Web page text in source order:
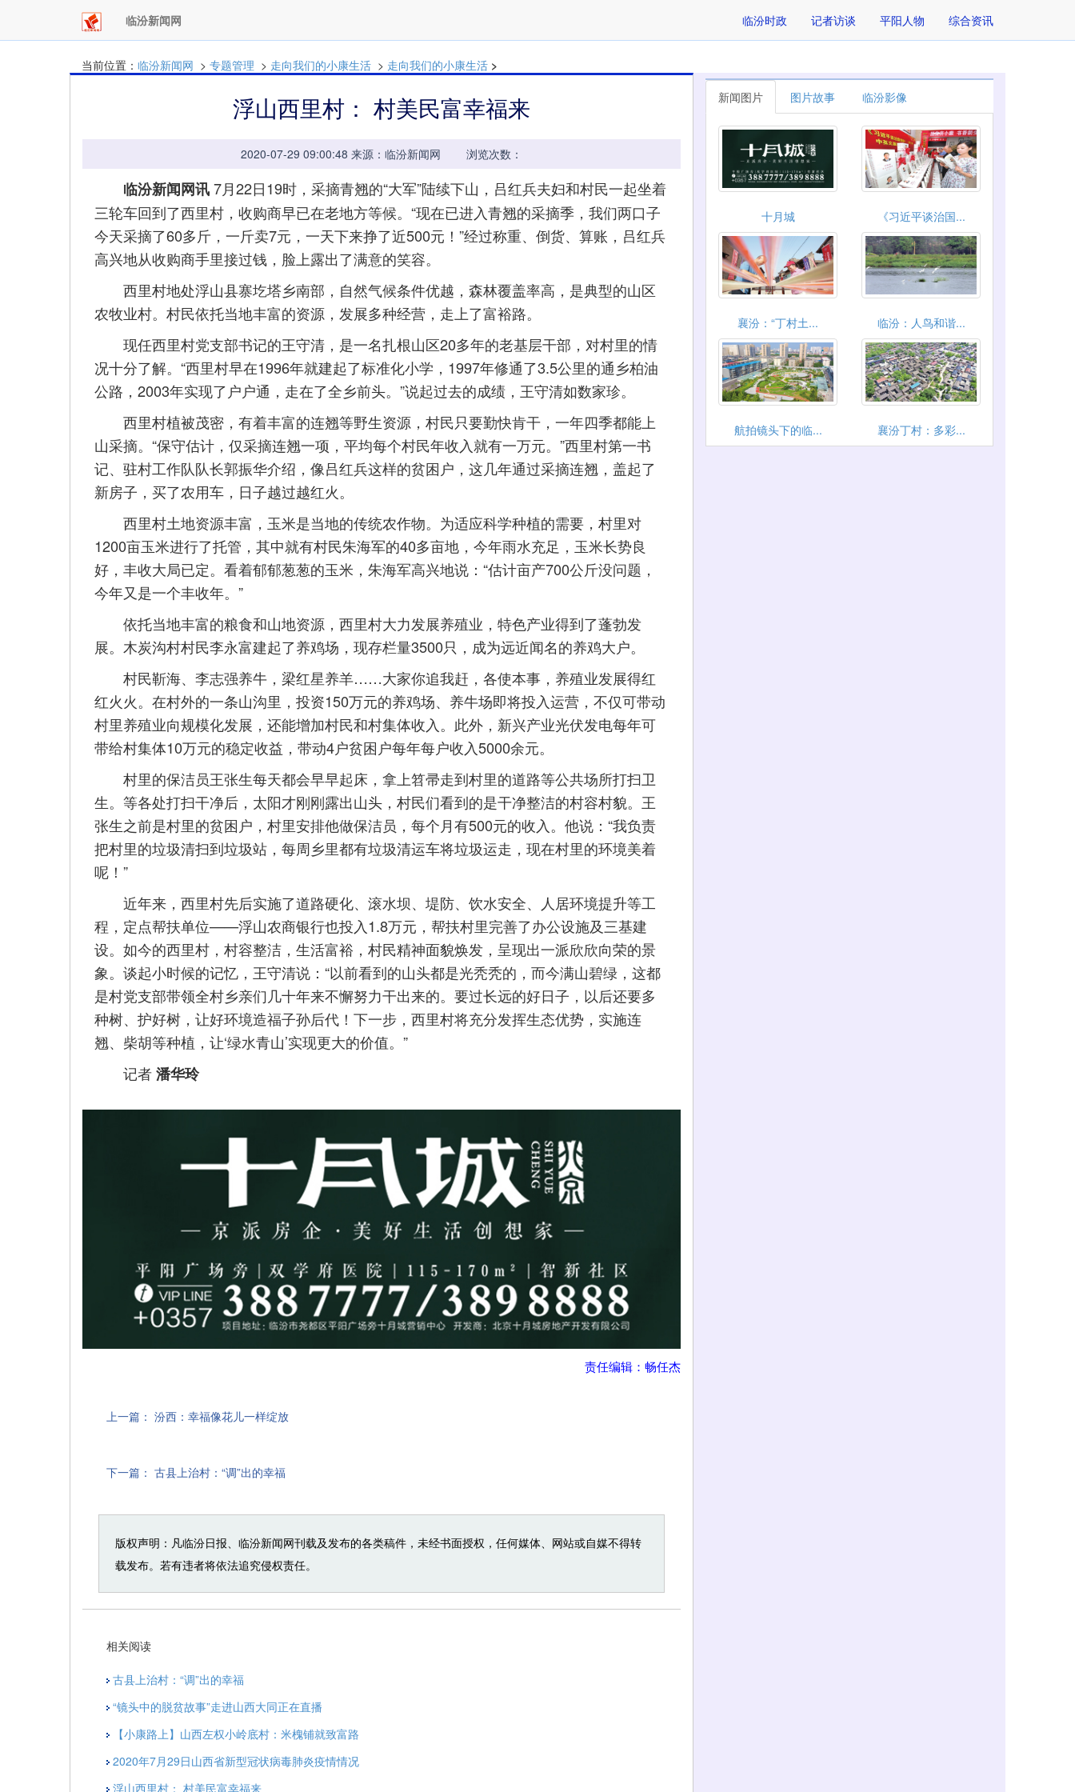
临汾新闻网 临汾时政 记者访谈 平阳人物 综合资讯
当前位置： 临汾新闻网 > 专题管理 > 走向我们的小康生活 > 走向我们的小康生活 >
浮山西里村： 村美民富幸福来
2020-07-29 09:00:48 来源：临汾新闻网 浏览次数：
临汾新闻网讯7月22日19时，采摘青翘的“大军”陆续下山，吕红兵夫妇和村民一起坐着
三轮车回到了西里村，收购商早已在老地方等候。“现在已进入青翘的采摘季，我们两口子
今天采摘了60多斤，一斤卖7元，一天下来挣了近500元！”经过称重、倒货、算账，吕红兵
高兴地从收购商手里接过钱，脸上露出了满意的笑容。
西里村地处浮山县寨圪塔乡南部，自然气候条件优越，森林覆盖率高，是典型的山区
农牧业村。村民依托当地丰富的资源，发展多种经营，走上了富裕路。
现任西里村党支部书记的王守清，是一名扎根山区20多年的老基层干部，对村里的情
况十分了解。“西里村早在1996年就建起了标准化小学，1997年修通了3.5公里的通乡柏油
公路，2003年实现了户户通，走在了全乡前头。”说起过去的成绩，王守清如数家珍。
西里村植被茂密，有着丰富的连翘等野生资源，村民只要勤快肯干，一年四季都能上
山采摘。“保守估计，仅采摘连翘一项，平均每个村民年收入就有一万元。”西里村第一书
记、驻村工作队队长郭振华介绍，像吕红兵这样的贫困户，这几年通过采摘连翘，盖起了
新房子，买了农用车，日子越过越红火。
西里村土地资源丰富，玉米是当地的传统农作物。为适应科学种植的需要，村里对
1200亩玉米进行了托管，其中就有村民朱海军的40多亩地，今年雨水充足，玉米长势良
好，丰收大局已定。看着郁郁葱葱的玉米，朱海军高兴地说：“估计亩产700公斤没问题，
今年又是一个丰收年。”
依托当地丰富的粮食和山地资源，西里村大力发展养殖业，特色产业得到了蓬勃发
展。木炭沟村村民李永富建起了养鸡场，现存栏量3500只，成为远近闻名的养鸡大户。
村民靳海、李志强养牛，梁红星养羊……大家你追我赶，各使本事，养殖业发展得红
红火火。在村外的一条山沟里，投资150万元的养鸡场、养牛场即将投入运营，不仅可带动
村里养殖业向规模化发展，还能增加村民和村集体收入。此外，新兴产业光伏发电每年可
带给村集体10万元的稳定收益，带动4户贫困户每年每户收入5000余元。
村里的保洁员王张生每天都会早早起床，拿上笤帚走到村里的道路等公共场所打扫卫
生。等各处打扫干净后，太阳才刚刚露出山头，村民们看到的是干净整洁的村容村貌。王
张生之前是村里的贫困户，村里安排他做保洁员，每个月有500元的收入。他说：“我负责
把村里的垃圾清扫到垃圾站，每周乡里都有垃圾清运车将垃圾运走，现在村里的环境美着
呢！”
近年来，西里村先后实施了道路硬化、滚水坝、堤防、饮水安全、人居环境提升等工
程，定点帮扶单位——浮山农商银行也投入1.8万元，帮扶村里完善了办公设施及三基建
设。如今的西里村，村容整洁，生活富裕，村民精神面貌焕发，呈现出一派欣欣向荣的景
象。谈起小时候的记忆，王守清说：“以前看到的山头都是光秃秃的，而今满山碧绿，这都
是村党支部带领全村乡亲们几十年来不懈努力干出来的。要过长远的好日子，以后还要多
种树、护好树，让好环境造福子孙后代！下一步，西里村将充分发挥生态优势，实施连
翘、柴胡等种植，让‘绿水青山’实现更大的价值。”
记者潘华玲
责任编辑：畅任杰
上一篇： 汾西：幸福像花儿一样绽放
下一篇： 古县上治村：“调”出的幸福
版权声明：凡临汾日报、临汾新闻网刊载及发布的各类稿件，未经书面授权，任何媒体、网站或自媒不得转
载发布。若有违者将依法追究侵权责任。
相关阅读
古县上治村：“调”出的幸福
“镜头中的脱贫故事”走进山西大同正在直播
【小康路上】山西左权小岭底村：米槐铺就致富路
2020年7月29日山西省新型冠状病毒肺炎疫情情况
浮山西里村： 村美民富幸福来
新闻图片 图片故事 临汾影像
十月城 《习近平谈治国...
襄汾：“丁村土... 临汾：人鸟和谐...
航拍镜头下的临... 襄汾丁村：多彩...